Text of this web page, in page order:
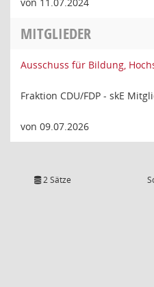
MITGLIEDER
Ausschuss für Bildung,
Fraktion CDU/FDP - skE
von 09.07.2026
2 Sätze